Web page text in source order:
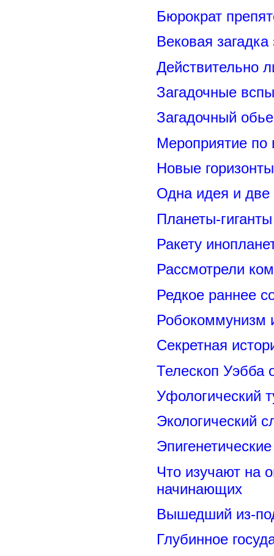
Бюрократ
Вековая
Действительно
Загадочные
Загадочный
Мероприятие
Новые
Одна идея и две
Планеты-
Ракету
Рассмотрели
Редкое раннее
Секретная
Телескоп Уэбба
Уфологический
Экологический
Что изучают на
начинающих
Вышедший из-
Глубинное